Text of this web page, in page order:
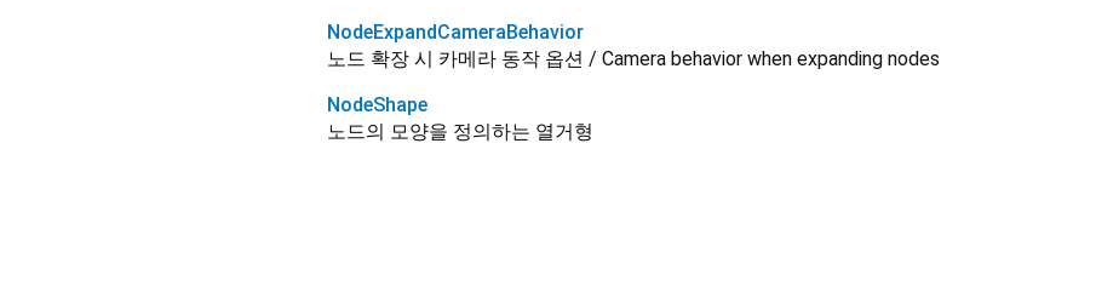
NodeExpandCameraBehavior
노드 확장 시 카메라 동작 옵션 / Camera behavior when expanding nodes
NodeShape
노드의 모양을 정의하는 열거형